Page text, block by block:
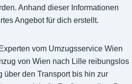
Anhand dieser Informationen
Angebot für dich erstellt.
vom Umzugsservice Wien
von Wien nach Lille reibungslos
über den Transport bis hin zur